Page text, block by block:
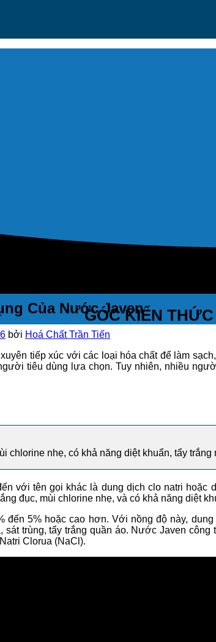
GÓC KIẾN THỨC
Của Nước Javen
bởi Hoá Chất Trần Tiến
tiếp xúc với các loại hóa chất để làm
tiêu dùng lựa chọn. Tuy nhiên, nhiều
chlorine nhẹ, có khả năng diệt khuẩn, tẩy trắng
với tên gọi khác là dung dịch clo natri hoặc
đục, mùi chlorine nhẹ, và có khả năng diệt
5% hoặc cao hơn. Với nồng độ này,
trùng, tẩy trắng quần áo. Nước Javen công
Clorua (NaCl).